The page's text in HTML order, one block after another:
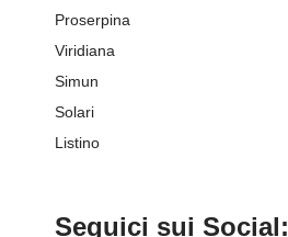
Proserpina
Viridiana
Simun
Solari
Listino
Seguici sui Social: